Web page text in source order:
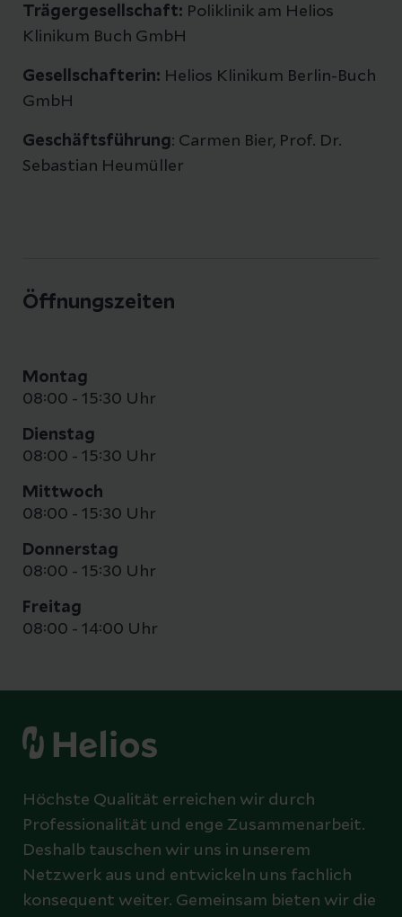
Trägergesellschaft: Poliklinik am Helios
Klinikum Buch GmbH
Gesellschafterin: Helios Klinikum Berlin-Buch
GmbH
Geschäftsführung: Carmen Bier, Prof. Dr.
Sebastian Heumüller
Öffnungszeiten
Montag
08:00 - 15:30 Uhr
Dienstag
08:00 - 15:30 Uhr
Mittwoch
08:00 - 15:30 Uhr
Donnerstag
08:00 - 15:30 Uhr
Freitag
08:00 - 14:00 Uhr
Höchste Qualität erreichen wir durch
Professionalität und enge Zusammenarbeit.
Deshalb tauschen wir uns in unserem
Netzwerk aus und entwickeln uns fachlich
konsequent weiter. Gemeinsam bieten wir die